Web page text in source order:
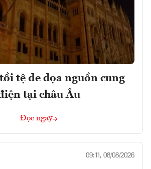
tệ đe dọa nguồn cung
tại châu Âu
Đọc ngay
09:11, 08/08/2026